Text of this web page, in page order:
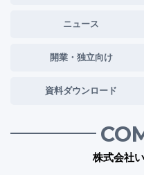
ニュース
開業・独立向け
資料ダウンロード
株式会社